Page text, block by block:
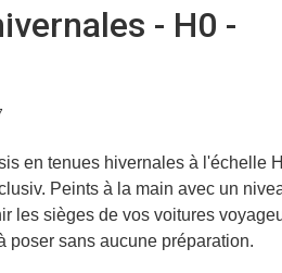
- H0 -
en tenues hivernales à l'échelle
Peints à la main avec un
les sièges de vos voitures
poser sans aucune préparation.